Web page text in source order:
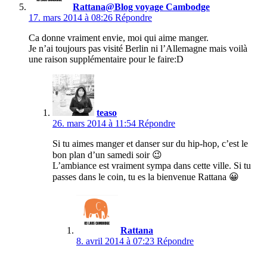
Rattana@Blog voyage Cambodge
17. mars 2014 à 08:26 Répondre
Ca donne vraiment envie, moi qui aime manger.
Je n’ai toujours pas visité Berlin ni l’Allemagne mais voilà
une raison supplémentaire pour le faire:D
teaso
26. mars 2014 à 11:54 Répondre
Si tu aimes manger et danser sur du hip-hop, c’est le
bon plan d’un samedi soir 😉
L’ambiance est vraiment sympa dans cette ville. Si tu
passes dans le coin, tu es la bienvenue Rattana 😀
Rattana
8. avril 2014 à 07:23 Répondre